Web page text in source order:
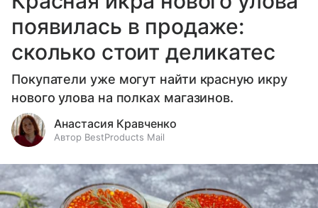
появилась в продаже:
сколько стоит деликатес
Покупатели уже могут найти красную икру
нового улова на полках магазинов.
Анастасия Кравченко
Автор BestProducts Mail